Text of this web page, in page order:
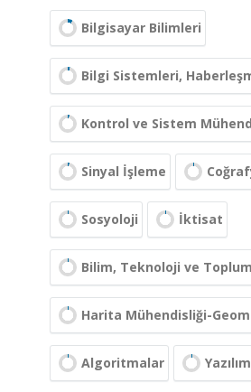
Bilgisayar Bilimleri
Bilgi Sistemleri,
Kontrol ve Sistem
Sinyal İşleme
Sosyoloji İktisat
Bilim, Teknoloji ve Toplum
Harita Mühendisliği-
Algoritmalar Yazılım